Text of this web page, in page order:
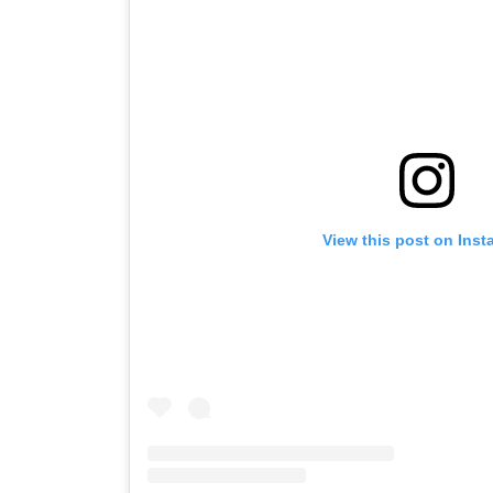
View this post on